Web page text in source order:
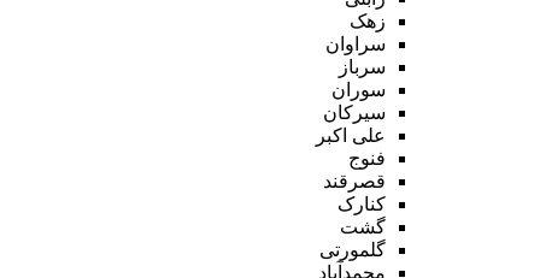
زهک
سراوان
سرباز
سوران
سیرکان
علی اکبر
فنوج
قصرقند
کنارک
گشت
گلمورتی
محمدآباد